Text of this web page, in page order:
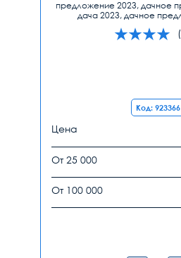
предложение 2023, дачное
дача 2023, дачное
Код: 923366
Цена
От 25 000
От 100 000